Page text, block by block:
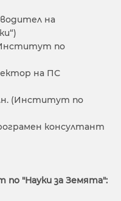
на
по
на ПС
(Институт по
консултант
по "Науки за Земята":